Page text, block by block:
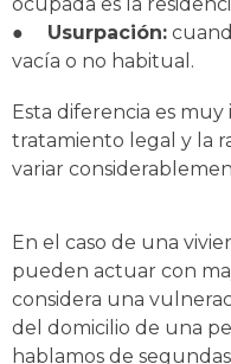
● Usurpación:
vacía o no habitual.
Esta diferencia es
tratamiento legal y la
variar
En el caso de una
pueden actuar con
considera una
del domicilio de una
hablamos de